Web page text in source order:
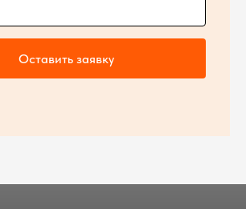
Оставить заявку